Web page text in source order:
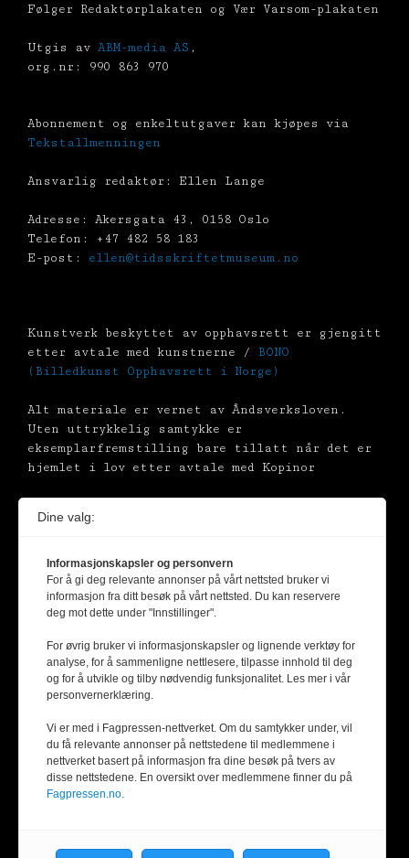
Følger Redaktørplakaten og Vær Varsom-plakaten
Utgis av ABM-media AS ,
org.nr: 990 863 970
Abonnement og enkeltutgaver kan kjøpes via
Tekstallmenningen
Ansvarlig redaktør: Ellen Lange
Adresse: Akersgata 43, 0158 Oslo
Telefon: +47 482 58 183
E-post: ellen@tidsskriftetmuseum.no
Kunstverk beskyttet av opphavsrett er gjengitt
etter avtale med kunstnerne / BONO
(Billedkunst Opphavsrett i Norge)
Alt materiale er vernet av Åndsverksloven.
Uten uttrykkelig samtykke er
eksemplarfremstilling bare tillatt når det er
hjemlet i lov etter avtale med Kopinor
Dine valg:
Informasjonskapsler og personvern
For å gi deg relevante annonser på vårt nettsted bruker vi
informasjon fra ditt besøk på vårt nettsted. Du kan reservere
deg mot dette under "Innstillinger".
For øvrig bruker vi informasjonskapsler og lignende verktøy for
analyse, for å sammenligne nettlesere, tilpasse innhold til deg
og for å utvikle og tilby nødvendig funksjonalitet. Les mer i vår
personvernerklæring.
Vi er med i Fagpressen-nettverket. Om du samtykker under, vil
du få relevante annonser på nettstedene til medlemmene i
nettverket basert på informasjon fra dine besøk på tvers av
disse nettstedene. En oversikt over medlemmene finner du på
Fagpressen.no.